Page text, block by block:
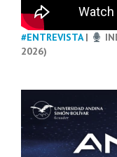
#ENTREVISTA|
2026)